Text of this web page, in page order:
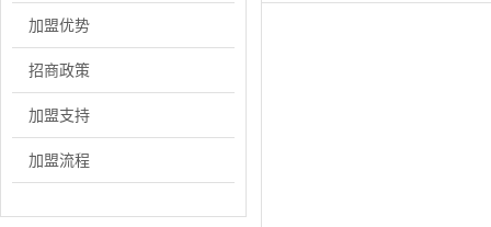
加盟优势
招商政策
加盟支持
加盟流程